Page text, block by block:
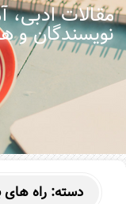
مقالات ادبی،
نویسندگان و
دسته: راه های